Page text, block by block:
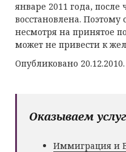
январе 2011 года, после
восстановлена.
несмотря на принятое
может не привести к
Опубликовано 20.12.2010.
Оказываем
Иммиграция и